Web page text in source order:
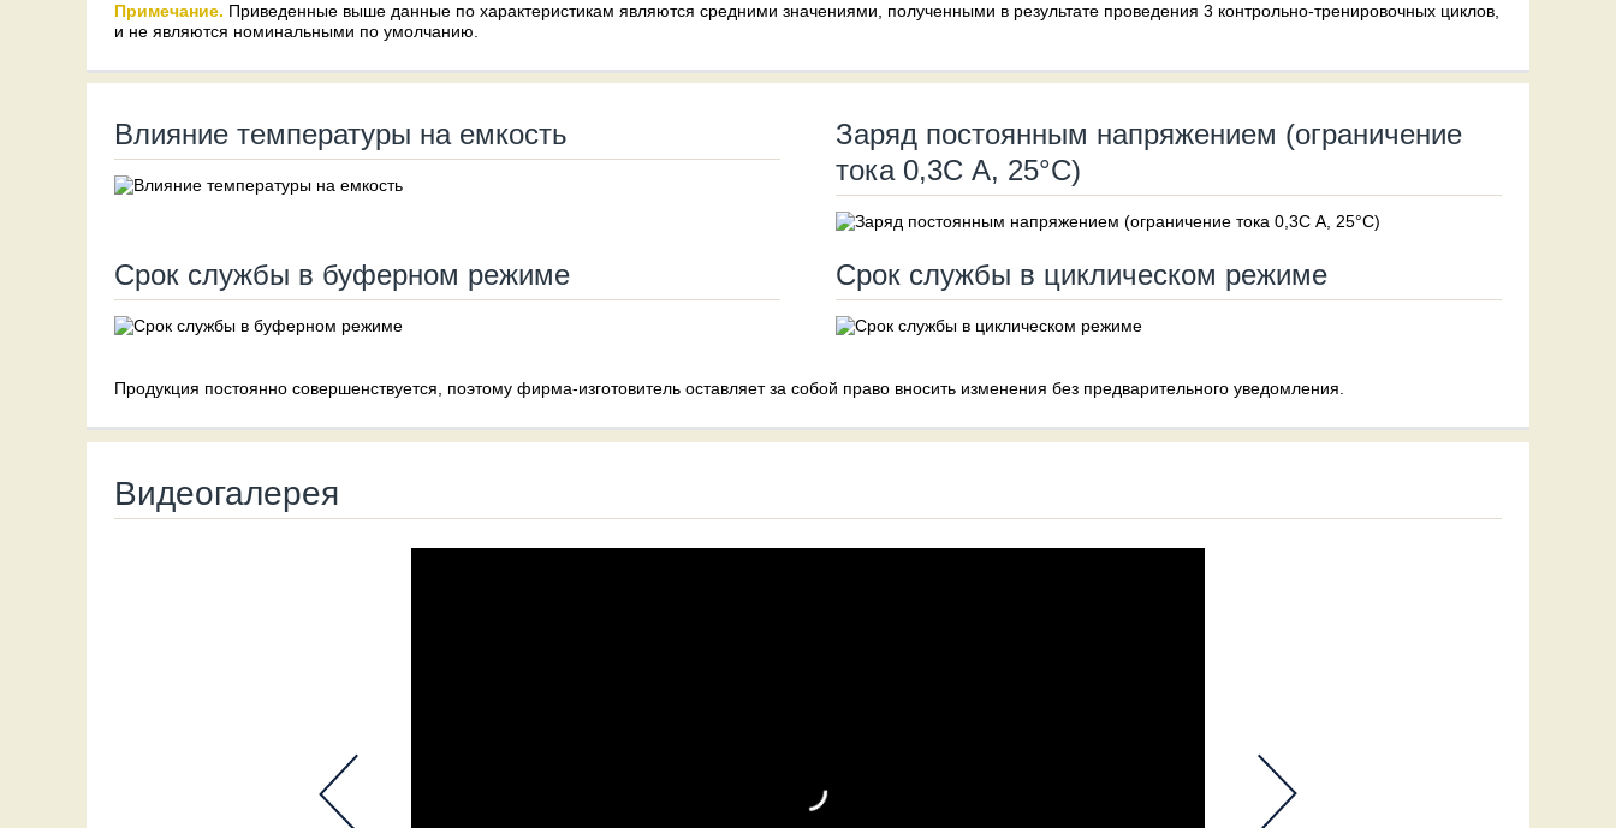
Примечание. Приведенные выше данные по характеристикам являются средними значениями, полученными в результате проведения 3 контрольно-тренировочных циклов,
и не являются номинальными по умолчанию.
Влияние температуры на емкость
Заряд постоянным напряжением (ограничение
тока 0,3С А, 25°С)
Срок службы в буферном режиме Срок службы в циклическом режиме
Продукция постоянно совершенствуется, поэтому фирма-изготовитель оставляет за собой право вносить изменения без предварительного уведомления.
Видеогалерея